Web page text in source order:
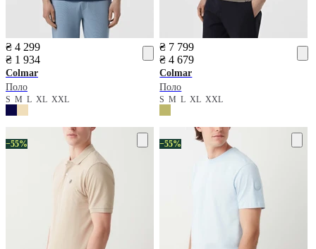
₴ 4 299
₴ 1 934
Colmar
Поло
S M L XL XXL
₴ 7 799
₴ 4 679
Colmar
Поло
SMLXLXXL
−55% −55%